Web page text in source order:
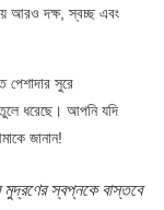
আরও দক্ষ, স্বচ্ছ এবং
সুরে
ধরেছে। আপনি যদি
জানান!
স্বপ্নকে বাস্তবে